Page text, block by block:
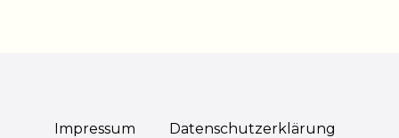
Impressum Daten­schutz­erklärung